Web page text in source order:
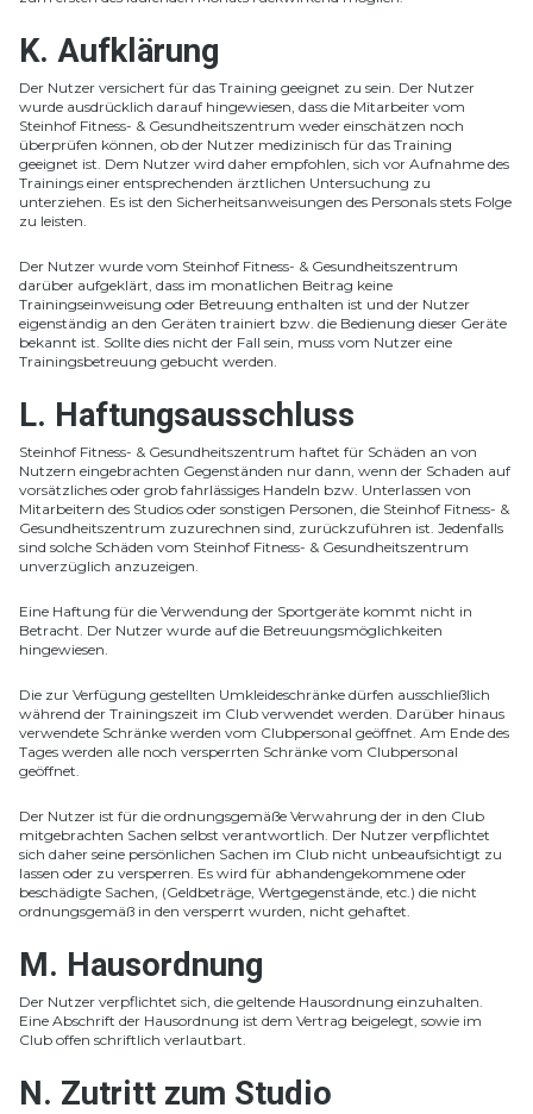
K. Aufklärung
Der Nutzer versichert für das Training geeignet zu sein. Der Nutzer
wurde ausdrücklich darauf hingewiesen, dass die Mitarbeiter vom
Steinhof Fitness- & Gesundheitszentrum weder einschätzen noch
überprüfen können, ob der Nutzer medizinisch für das Training
geeignet ist. Dem Nutzer wird daher empfohlen, sich vor Aufnahme des
Trainings einer entsprechenden ärztlichen Untersuchung zu
unterziehen. Es ist den Sicherheitsanweisungen des Personals stets Folge
zu leisten.
Der Nutzer wurde vom Steinhof Fitness- & Gesundheitszentrum
darüber aufgeklärt, dass im monatlichen Beitrag keine
Trainingseinweisung oder Betreuung enthalten ist und der Nutzer
eigenständig an den Geräten trainiert bzw. die Bedienung dieser Geräte
bekannt ist. Sollte dies nicht der Fall sein, muss vom Nutzer eine
Trainingsbetreuung gebucht werden.
L. Haftungsausschluss
Steinhof Fitness- & Gesundheitszentrum haftet für Schäden an von
Nutzern eingebrachten Gegenständen nur dann, wenn der Schaden auf
vorsätzliches oder grob fahrlässiges Handeln bzw. Unterlassen von
Mitarbeitern des Studios oder sonstigen Personen, die Steinhof Fitness- &
Gesundheitszentrum zuzurechnen sind, zurückzuführen ist. Jedenfalls
sind solche Schäden vom Steinhof Fitness- & Gesundheitszentrum
unverzüglich anzuzeigen.
Eine Haftung für die Verwendung der Sportgeräte kommt nicht in
Betracht. Der Nutzer wurde auf die Betreuungsmöglichkeiten
hingewiesen.
Die zur Verfügung gestellten Umkleideschränke dürfen ausschließlich
während der Trainingszeit im Club verwendet werden. Darüber hinaus
verwendete Schränke werden vom Clubpersonal geöffnet. Am Ende des
Tages werden alle noch versperrten Schränke vom Clubpersonal
geöffnet.
Der Nutzer ist für die ordnungsgemäße Verwahrung der in den Club
mitgebrachten Sachen selbst verantwortlich. Der Nutzer verpflichtet
sich daher seine persönlichen Sachen im Club nicht unbeaufsichtigt zu
lassen oder zu versperren. Es wird für abhandengekommene oder
beschädigte Sachen, (Geldbeträge, Wertgegenstände, etc.) die nicht
ordnungsgemäß in den versperrt wurden, nicht gehaftet.
M. Hausordnung
Der Nutzer verpflichtet sich, die geltende Hausordnung einzuhalten.
Eine Abschrift der Hausordnung ist dem Vertrag beigelegt, sowie im
Club offen schriftlich verlautbart.
N. Zutritt zum Studio